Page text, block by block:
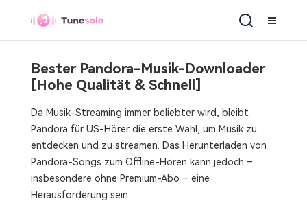
Bester Pandora-Musik-Downloader
[Hohe Qualität & Schnell]
Da Musik-Streaming immer beliebter wird, bleibt
Pandora für US-Hörer die erste Wahl, um Musik zu
entdecken und zu streamen. Das Herunterladen von
Pandora-Songs zum Offline-Hören kann jedoch –
insbesondere ohne Premium-Abo – eine
Herausforderung sein.